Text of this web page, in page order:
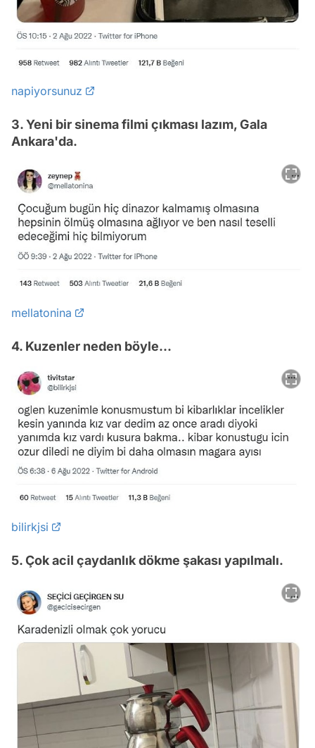
napiyorsunuz
3. Yeni bir sinema filmi çıkması lazım, Gala
Ankara'da.
mellatonina
4. Kuzenler neden böyle...
bilirkjsi
5. Çok acil çaydanlık dökme şakası yapılmalı.